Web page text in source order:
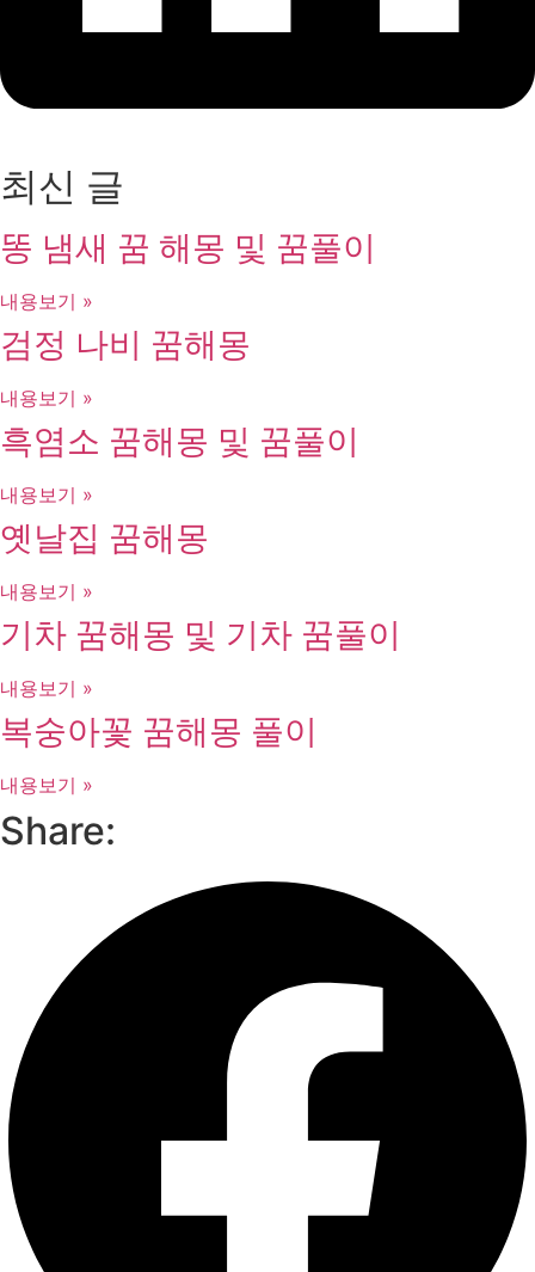
최신 글
똥 냄새 꿈 해몽 및 꿈풀이
내용보기 »
검정 나비 꿈해몽
내용보기 »
흑염소 꿈해몽 및 꿈풀이
내용보기 »
옛날집 꿈해몽
내용보기 »
기차 꿈해몽 및 기차 꿈풀이
내용보기 »
복숭아꽃 꿈해몽 풀이
내용보기 »
Share: